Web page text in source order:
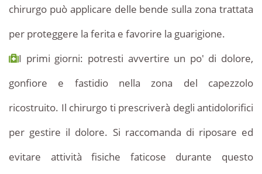
chirurgo può applicare delle bende sulla zona trattata
per proteggere la ferita e favorire la guarigione.
I primi giorni: potresti avvertire un po' di dolore,
gonfiore e fastidio nella zona del capezzolo
ricostruito. Il chirurgo ti prescriverà degli antidolorifici
per gestire il dolore. Si raccomanda di riposare ed
evitare attività fisiche faticose durante questo